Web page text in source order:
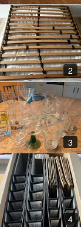
2
3
4